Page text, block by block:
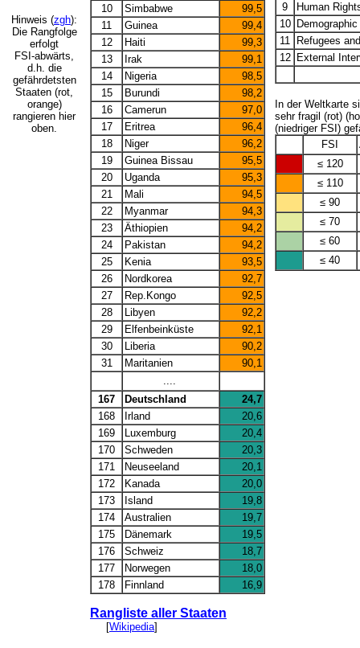
Hinweis (zgh):
Die Rangfolge
erfolgt
FSI-abwärts,
d.h. die
gefährdetsten
Staaten (rot,
orange)
rangieren hier
oben.
10
Simbabwe
99,5
11
Guinea
99,4
12
Haiti
99,3
13
Irak
99,1
14
Nigeria
98,5
15
Burundi
98,2
16
Camerun
97,0
17
Eritrea
96,4
18
Niger
96,2
19
Guinea Bissau
95,5
20
Uganda
95,3
21
Mali
94,5
22
Myanmar
94,3
23
Äthiopien
94,2
24
Pakistan
94,2
25
Kenia
93,5
26
Nordkorea
92,7
27
Rep.Kongo
92,5
28
Libyen
92,2
29
Elfenbeinküste
92,1
30
Liberia
90,2
31
Maritanien
90,1
....
167
Deutschland
24,7
168
Irland
20,6
169
Luxemburg
20,4
170
Schweden
20,3
171
Neuseeland
20,1
172
Kanada
20,0
173
Island
19,8
174
Australien
19,7
175
Dänemark
19,5
176
Schweiz
18,7
177
Norwegen
18,0
178
Finnland 16,9
Rangliste aller Staaten
[Wikipedia]
9
Human
10
11
Refugees
12
External
In der Weltkarte
sehr fragil (rot)
(niedriger FSI)
FSI
≤ 120
≤ 110
≤ 90
≤ 70
≤ 60
≤ 40